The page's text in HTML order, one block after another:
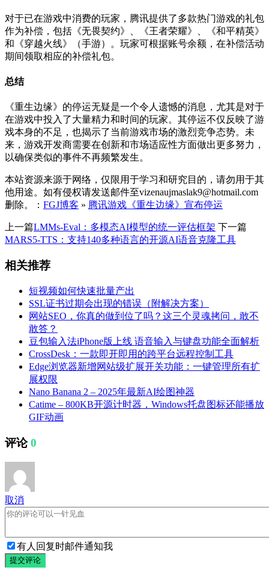
对于已在游戏中消费的玩家，腾讯提供了多款热门游戏的礼包
作为补偿，包括《无畏契约》、《王者荣耀》、《和平精英》
和《穿越火线》（手游）。玩家可根据账号余额，在补偿活动
期间领取相应的补偿礼包。
总结
《重生边缘》的停运无疑是一个令人遗憾的消息，尤其是对于
在游戏中投入了大量精力和时间的玩家。其停运不仅反映了游
戏本身的不足，也揭示了当前游戏市场的激烈竞争态势。未
来，游戏开发商需要在创新和市场适应性方面做出更多努力，
以确保类似的事件不再频繁发生。
本站资源来源于网络，仅限用于学习和研究目的，请勿用于其
他用途。如有侵权请发送邮件至vizenaujmaslak9@hotmail.com
删除。： FGJ博客 » 腾讯游戏《重生边缘》宣布停运
上一篇LMMs-Eval：多模态AI模型的统一评估框架
下一篇
MARS5-TTS：支持140多种语言的开源AI语音克隆工具
相关推荐
短视频如何快速批量产出
SSL证书过期会出现的错误（附解决方案）
网站SEO，你真的做到位了吗？这三个灵魂拷问，敢不
敢答？
豆包输入法iPhone版上线 语音输入与键盘功能全面解析
CrossDesk：一款即开即用的跨平台远程控制工具
Edge浏览器新增网站级扩展开关功能：一键管理所有扩
展权限
Nano Banana 2 – 2025年最新AI绘图神器
Catime – 800KB开源计时器，Windows托盘图标还能播放
GIF动画
评论0
取消
有人回复时邮件通知我
提交评论